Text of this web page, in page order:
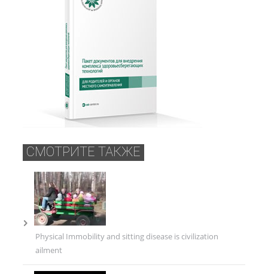
СМОТРИТЕ ТАКЖЕ
Physical Immobility and sitting disease is civilization
ailment